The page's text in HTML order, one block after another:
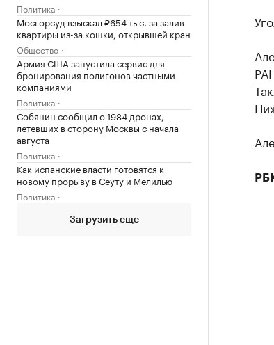
Политика
Мосгорсуд взыскал ₽654 тыс. за залив
квартиры из-за кошки, открывшей кран
Общество
Армия США запустила сервис для
бронирования полигонов частными
компаниями
Политика
Собянин сообщил о 1984 дронах,
летевших в сторону Москвы с начала
августа
Политика
Как испанские власти готовятся к
новому прорыву в Сеуту и Мелилью
Политика
Загрузить еще